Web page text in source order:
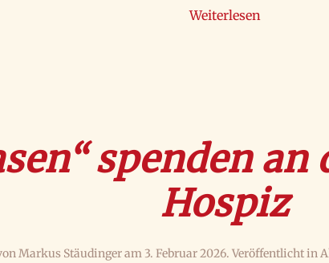
Weiterlesen
spenden an
Hospiz
Markus Stäudingeram 3. Februar 2026. Veröffentlicht in